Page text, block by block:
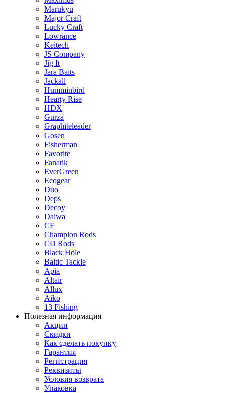
Marukyu
Major Craft
Lucky Craft
Lowrance
Keitech
JS Company
Jig It
Jara Baits
Jackall
Humminbird
Hearty Rise
HDX
Gurza
Graphiteleader
Gosen
Fisherman
Favorite
Fanatik
EverGreen
Ecogear
Duo
Deps
Decoy
Daiwa
CF
Champion Rods
CD Rods
Black Hole
Baltic Tackle
Apia
Altair
Allux
Aiko
13 Fishing
Полезная информация
Акции
Скидки
Как сделать покупку
Гарантия
Регистрация
Реквизиты
Условия возврата
Упаковка